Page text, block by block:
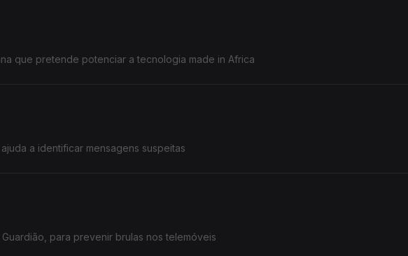
que pretende potenciar a tecnologia made in Africa
Criada por João Sintra, "Burla ou Não" ajuda a identificar mensagens suspeitas
para prevenir brulas nos telemóveis